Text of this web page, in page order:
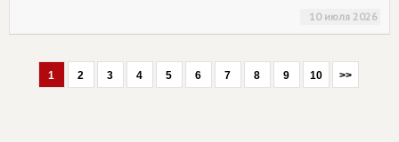
10 июля 2026
1 2 3 4 5 6 7 8 9 10 >>